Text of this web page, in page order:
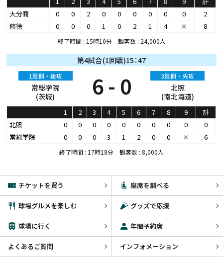
大分商
0 0 2 0 0 0 0 0 0
2
修徳
0 0 0 1 0 2 1 4 × 8
終了時間 : 15時10分 観客数 : 24,000人
第4試合(1回戦)15：47
1塁側・後攻
常総学院
(茨城)
6 - 0 3塁側・先攻
北照
(南北海道)
1 2 3 4 5 6 7 8 9
計
北照
0 0 0 0 0 0 0 0 0
0
常総学院
0 0 0 3 1 2 0 0 × 6
終了時間 : 17時18分 観客数 : 8,000人
チケットを買う 座席を調べる
球場グルメを楽しむ グッズで応援
球場に行く 年間予約席
よくあるご質問 インフォメーション